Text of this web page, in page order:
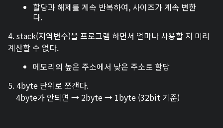
할당과 해제를 계속 반복하여, 사이즈가 계속 변한
다.
4. stack(지역변수)을 프로그램 하면서 얼마나 사용할 지 미리
계산할 수 없다.
메모리의 높은 주소에서 낮은 주소로 할당
5. 4byte 단위로 쪼갠다.
4byte가 안되면 → 2byte → 1byte (32bit 기준)